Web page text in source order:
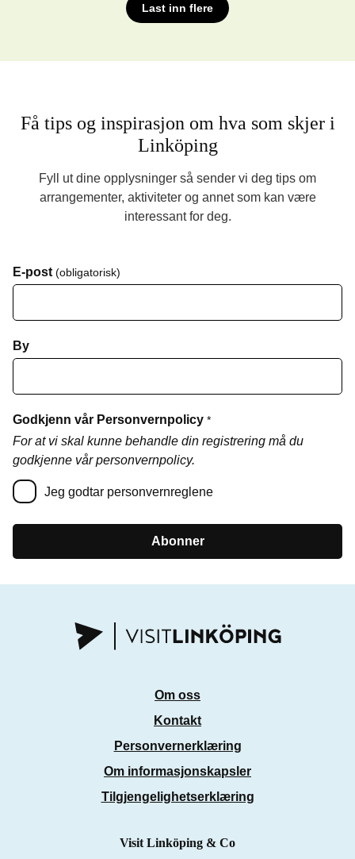
Last inn flere
Få tips og inspirasjon om hva som skjer i
Linköping
Fyll ut dine opplysninger så sender vi deg tips om
arrangementer, aktiviteter og annet som kan være
interessant for deg.
E-post (obligatorisk)
By
Godkjenn vår Personvernpolicy *
For at vi skal kunne behandle din registrering må du
godkjenne vår personvernpolicy.
Jeg godtar personvernreglene
Abonner
Om oss
Kontakt
Personvernerklæring
Om informasjonskapsler
Tilgjengelighetserklæring
Visit Linköping & Co